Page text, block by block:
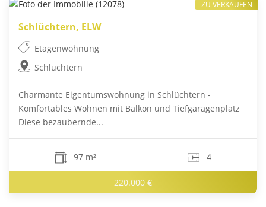
Schlüchtern, ELW
Etagenwohnung
Schlüchtern
Charmante Eigentumswohnung in Schlüchtern -
Komfortables Wohnen mit Balkon und Tiefgaragenplatz
Diese bezaubernde...
97 m² 4
220.000 €
ZU VERKAUFEN